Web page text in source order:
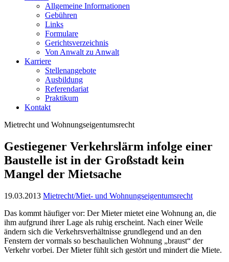
Allgemeine Informationen
Gebühren
Links
Formulare
Gerichtsverzeichnis
Von Anwalt zu Anwalt
Karriere
Stellenangebote
Ausbildung
Referendariat
Praktikum
Kontakt
Mietrecht und Wohnungseigentumsrecht
Gestiegener Verkehrslärm infolge einer
Baustelle ist in der Großstadt kein
Mangel der Mietsache
19.03.2013 Mietrecht/Miet- und Wohnungseigentumsrecht
Das kommt häufiger vor: Der Mieter mietet eine Wohnung an, die
ihm aufgrund ihrer Lage als ruhig erscheint. Nach einer Weile
ändern sich die Verkehrsverhältnisse grundlegend und an den
Fenstern der vormals so beschaulichen Wohnung „braust“ der
Verkehr vorbei. Der Mieter fühlt sich gestört und mindert die Miete.